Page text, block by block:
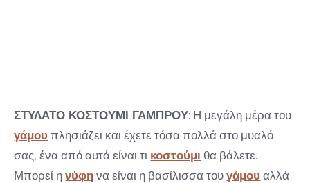
ΣΤΥΛΑΤΟ ΚΟΣΤΟΥΜΙ ΓΑΜΠΡΟΥ: Η μεγάλη μέρα του
γάμου πλησιάζει και έχετε τόσα πολλά στο μυαλό
σας, ένα από αυτά είναι τι κοστούμι θα βάλετε.
Μπορεί ηνύφη να είναι η βασίλισσα τουγάμου αλλά